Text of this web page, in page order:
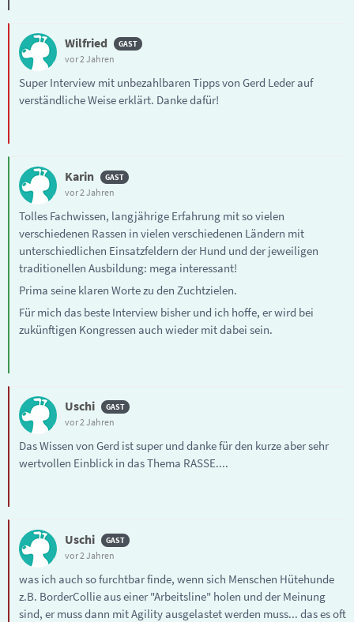
Wilfried
vor 2 Jahren
Super Interview mit unbezahlbaren Tipps von Gerd Leder auf
verständliche Weise erklärt. Danke dafür!
Karin
vor 2 Jahren
Tolles Fachwissen, langjährige Erfahrung mit so vielen
verschiedenen Rassen in vielen verschiedenen Ländern mit
unterschiedlichen Einsatzfeldern der Hund und der jeweiligen
traditionellen Ausbildung: mega interessant!
Prima seine klaren Worte zu den Zuchtzielen.
Für mich das beste Interview bisher und ich hoffe, er wird bei
zukünftigen Kongressen auch wieder mit dabei sein.
Uschi
vor 2 Jahren
Das Wissen von Gerd ist super und danke für den kurze aber sehr
wertvollen Einblick in das Thema RASSE....
Uschi
vor 2 Jahren
was ich auch so furchtbar finde, wenn sich Menschen Hütehunde
z.B. BorderCollie aus einer "Arbeitsline" holen und der Meinung
sind, er muss dann mit Agility ausgelastet werden muss... das es oft